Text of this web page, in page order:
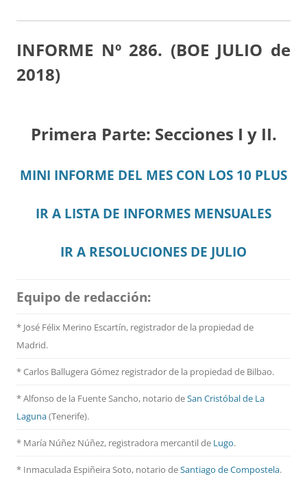
INFORME Nº 286. (BOE JULIO de
2018)
Primera Parte: Secciones I y II.
MINI INFORME DEL MES CON LOS 10 PLUS
IR A LISTA DE INFORMES MENSUALES
IR A RESOLUCIONES DE JULIO
Equipo de redacción:
* José Félix Merino Escartín, registrador de la propiedad de
Madrid.
* Carlos Ballugera Gómez registrador de la propiedad de Bilbao.
* Alfonso de la Fuente Sancho, notario deSan Cristóbal de La
Laguna(Tenerife).
* María Núñez Núñez, registradora mercantil de Lugo.
* Inmaculada Espiñeira Soto, notario deSantiago de Compostela.